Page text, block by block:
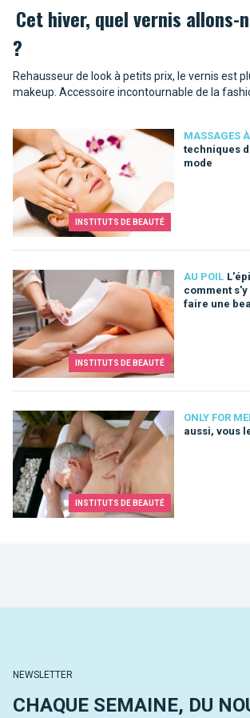
Cet hiver, quel vernis allons-
?
Rehausseur de look à petits prix, le vernis est
makeup. Accessoire incontournable de la
INSTITUTS DE BEAUTÉ
MASSAGES
techniques
mode
INSTITUTS DE BEAUTÉ
AU POIL
comment
faire une
INSTITUTS DE BEAUTÉ
ONLY FOR
aussi, vous
NEWSLETTER
CHAQUE SEMAINE, DU